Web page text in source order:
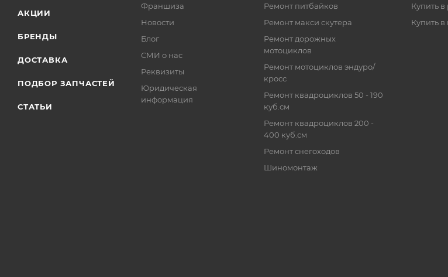
АКЦИИ
БРЕНДЫ
ДОСТАВКА
ПОДБОР ЗАПЧАСТЕЙ
СТАТЬИ
Франшиза
Новости
Блог
СМИ о нас
Реквизиты
Юридическая
информация
Ремонт питбайков
Ремонт макси скутера
Ремонт дорожных
мотоциклов
Ремонт мотоциклов эндуро/
кросс
Ремонт квадроциклов 50 - 190
куб.см
Ремонт квадроциклов 200 -
400 куб.см
Ремонт снегоходов
Шиномонтаж
Купить в
Купить в